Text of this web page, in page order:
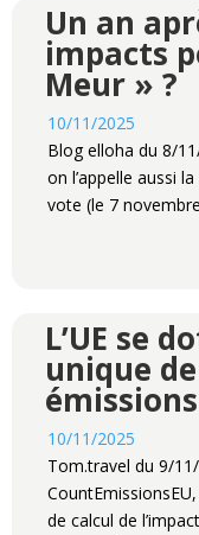
Un an
impacts
Meur » ?
10/11/2025
Blog elloha du 8/
on l’appelle aussi
vote (le 7
L’UE se
unique
10/11/2025
Tom.travel du 9/
de calcul de